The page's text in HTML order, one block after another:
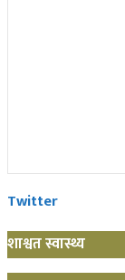
Twitter
शाश्वत स्वास्थ्य